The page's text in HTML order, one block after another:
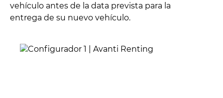
vehículo antes de la data prevista para la
entrega de su nuevo vehículo.